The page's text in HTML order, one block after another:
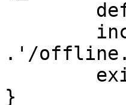
.'/
}